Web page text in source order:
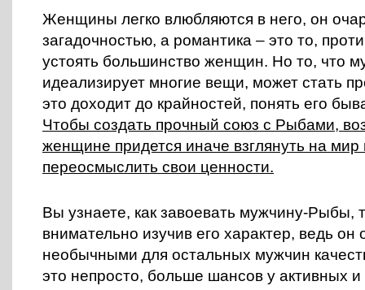
Женщины легко влюбляются в него, он
загадочностью, а романтика – это то,
устоять большинство женщин. Но то, что
идеализирует многие вещи, может стать
это доходит до крайностей, понять его
Чтобы создать прочный союз с Рыбами,
женщине придется иначе взглянуть на мир
переосмыслить свои ценности.
Вы узнаете, как завоевать мужчину-Рыбы,
внимательно изучив его характер, ведь он
необычными для остальных мужчин
это непросто, больше шансов у активных